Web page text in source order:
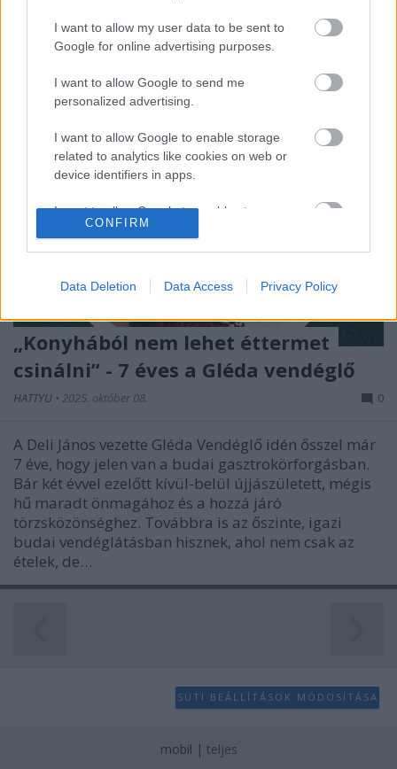
I want to allow my user data to be sent to
Google for online advertising purposes.
I want to allow Google to send me
personalized advertising.
I want to allow Google to enable storage
related to analytics like cookies on web or
device identifiers in apps.
I want to allow Google to enable storage
related to functionality of the website or app.
related to personalization.
I want to allow Google to enable storage
related to security, including authentication
functionality and fraud prevention, and other
user protection.
CONFIRM
Data Deletion Data Access Privacy Policy
hozza közelebb…
„Konyhából nem lehet éttermet
csinálni” - 7 éves a Gléda vendéglő
HATTYU • 2025. október 08. 0
A Deli János vezette Gléda Vendéglő idén ősszel már
7 éve, hogy jelen van a budai gasztrokörforgásban.
Bár két évvel ezelőtt kívül-belül újjászületett, mégis
hű maradt önmagához és a hozzá járó
törzsközönséghez. Továbbra is az őszinte, igazi
budai vendéglátásban hisznek, ahol nem csak az
ételek, de…
SÜTI BEÁLLÍTÁSOK MÓDOSÍTÁSA
mobil | teljes